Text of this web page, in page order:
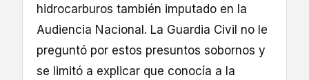
hidrocarburos también imputado en la
Audiencia Nacional. La Guardia Civil no le
preguntó por estos presuntos sobornos y
se limitó a explicar que conocía a la